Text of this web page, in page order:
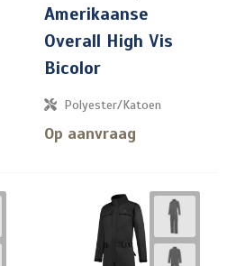
Amerikaanse
Overall High Vis
Bicolor
Polyester/Katoen
Op aanvraag